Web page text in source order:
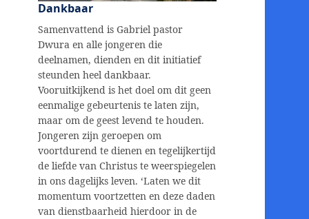
Dankbaar
Samenvattend is Gabriel pastor
Dwura en alle jongeren die
deelnamen, dienden en dit initiatief
steunden heel dankbaar.
Vooruitkijkend is het doel om dit geen
eenmalige gebeurtenis te laten zijn,
maar om de geest levend te houden.
Jongeren zijn geroepen om
voortdurend te dienen en tegelijkertijd
de liefde van Christus te weerspiegelen
in ons dagelijks leven. ‘Laten we dit
momentum voortzetten en deze daden
van dienstbaarheid hierdoor in de